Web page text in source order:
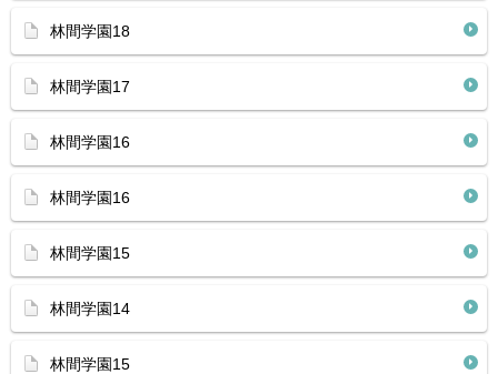
林間学園18
林間学園17
林間学園16
林間学園16
林間学園15
林間学園14
林間学園15